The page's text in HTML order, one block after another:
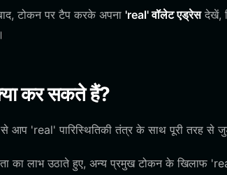
टोकन पर टैप करके अपना 'real' वॉलेट एड्रेसदेखें,
कर सकते हैं?
आप 'real' पारिस्थितिकी तंत्र के साथ पूरी तरह से
का लाभ उठाते हुए, अन्य प्रमुख टोकन के खिलाफ